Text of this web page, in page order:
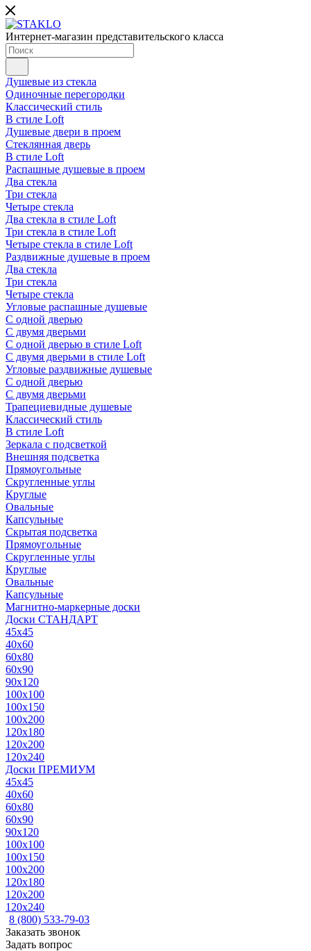
Интернет-магазин представительского класса
Душевые из стекла
Одиночные перегородки
Классический стиль
В стиле Loft
Душевые двери в проем
Стеклянная дверь
В стиле Loft
Распашные душевые в проем
Два стекла
Три стекла
Четыре стекла
Два стекла в стиле Loft
Три стекла в стиле Loft
Четыре стекла в стиле Loft
Раздвижные душевые в проем
Два стекла
Три стекла
Четыре стекла
Угловые распашные душевые
С одной дверью
С двумя дверьми
С одной дверью в стиле Loft
С двумя дверьми в стиле Loft
Угловые раздвижные душевые
С одной дверью
С двумя дверьми
Трапециевидные душевые
Классический стиль
В стиле Loft
Зеркала с подсветкой
Внешняя подсветка
Прямоугольные
Скругленные углы
Круглые
Овальные
Капсульные
Скрытая подсветка
Прямоугольные
Скругленные углы
Круглые
Овальные
Капсульные
Магнитно-маркерные доски
Доски СТАНДАРТ
45x45
40x60
60x80
60x90
90x120
100x100
100x150
100x200
120x180
120x200
120x240
Доски ПРЕМИУМ
45x45
40x60
60x80
60x90
90x120
100x100
100x150
100x200
120x180
120x200
120x240
8 (800) 533-79-03
Заказать звонок
Задать вопрос